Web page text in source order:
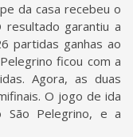
da casa recebeu o
garantiu a
partidas ganhas ao
ficou com a
Agora, as duas
O jogo de ida
São Pelegrino, e a